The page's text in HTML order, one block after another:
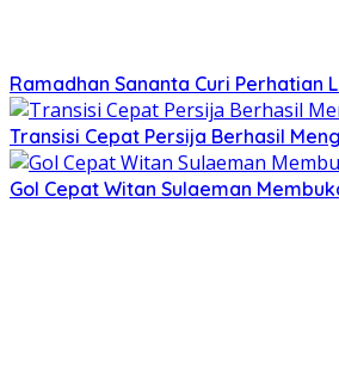
Ramadhan Sananta Curi Perhatian
Transisi Cepat Persija Berhasil
Gol Cepat Witan Sulaeman